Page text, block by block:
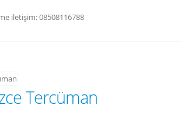
iletişim: 08508116788
Tercüman